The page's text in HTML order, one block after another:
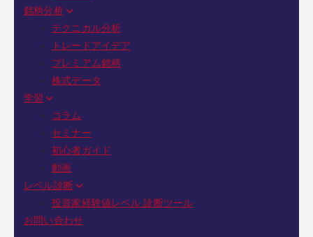
銘柄分析
テクニカル分析
トレードアイデア
プレミアム銘柄
株式データ
学習
コラム
セミナー
初心者ガイド
動画
レベル診断
投資家経験値レベル 診断ツール
お問い合わせ